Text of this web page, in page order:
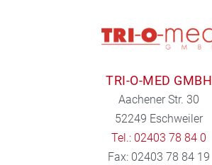
TRI-O-MED GMBH
Aachener Str. 30
52249 Eschweiler
Tel.: 02403 78 84 0
Fax: 02403 78 84 19